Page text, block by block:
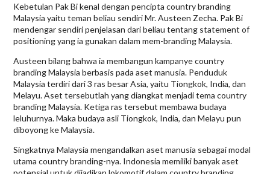
Kebetulan Pak Bi kenal dengan pencipta country branding
Malaysia yaitu teman beliau sendiri Mr. Austeen Zecha. Pak Bi
mendengar sendiri penjelasan dari beliau tentang statement of
positioning yang ia gunakan dalam mem-branding Malaysia.
Austeen bilang bahwa ia membangun kampanye country
branding Malaysia berbasis pada aset manusia. Penduduk
Malaysia terdiri dari 3 ras besar Asia, yaitu Tiongkok, India, dan
Melayu. Aset tersebutlah yang diangkat menjadi tema country
branding Malaysia. Ketiga ras tersebut membawa budaya
leluhurnya. Maka budaya asli Tiongkok, India, dan Melayu pun
diboyong ke Malaysia.
Singkatnya Malaysia mengandalkan aset manusia sebagai modal
utama country branding-nya. Indonesia memiliki banyak aset